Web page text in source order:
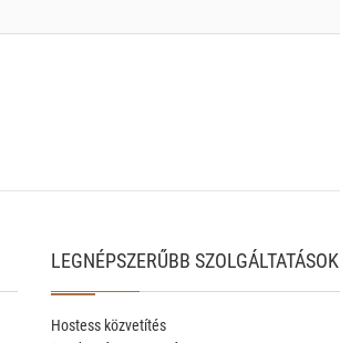
LEGNÉPSZERŰBB SZOLGÁLTATÁSOK
Hostess közvetítés